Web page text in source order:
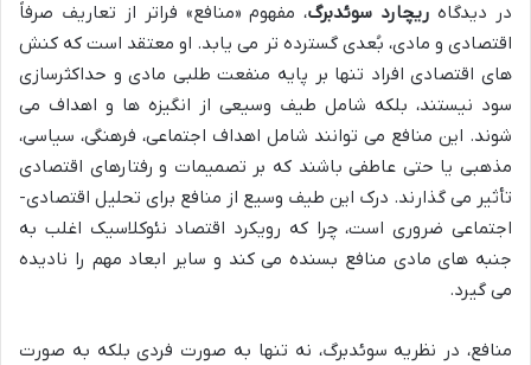
در دیدگاه ریچارد سوئدبرگ، مفهوم «منافع» فراتر از تعاریف صرفاً
اقتصادی و مادی، بُعدی گسترده تر می یابد. او معتقد است که کنش
های اقتصادی افراد تنها بر پایه منفعت طلبی مادی و حداکثرسازی
سود نیستند، بلکه شامل طیف وسیعی از انگیزه ها و اهداف می
شوند. این منافع می توانند شامل اهداف اجتماعی، فرهنگی، سیاسی،
مذهبی یا حتی عاطفی باشند که بر تصمیمات و رفتارهای اقتصادی
تأثیر می گذارند. درک این طیف وسیع از منافع برای تحلیل اقتصادی-
اجتماعی ضروری است، چرا که رویکرد اقتصاد نئوکلاسیک اغلب به
جنبه های مادی منافع بسنده می کند و سایر ابعاد مهم را نادیده
می گیرد.
منافع، در نظریه سوئدبرگ، نه تنها به صورت فردی بلکه به صورت